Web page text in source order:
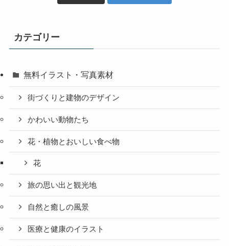
カテゴリー
無料イラスト・写真素材
街づくりと建物のデザイン
かわいい動物たち
花・植物とおいしい食べ物
花
旅の思い出と観光地
自然と癒しの風景
医療と健康のイラスト